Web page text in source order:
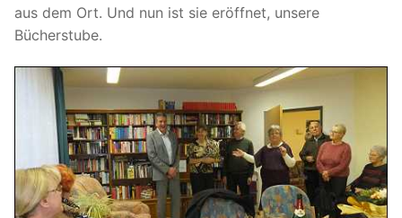
aus dem Ort. Und nun ist sie eröffnet, unsere
Bücherstube.